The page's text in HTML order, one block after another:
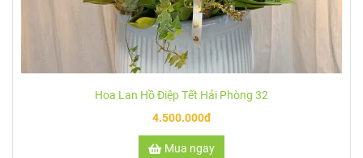
Hoa Lan Hồ Điệp Tết Hải Phòng 33
7.000.000đ
Mua ngay
Thêm giỏ hàng